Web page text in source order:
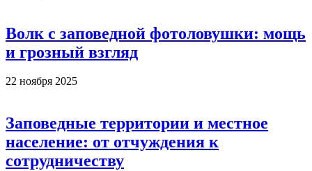
Волк с заповедной фотоловушки: мощь
и грозный взгляд
22 ноября 2025
Заповедные территории и местное
население: от отчуждения к
сотрудничеству